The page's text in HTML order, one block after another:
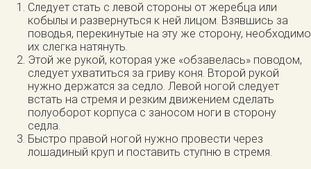
Следует стать с левой стороны от жеребца или
кобылы и развернуться к ней лицом. Взявшись за
поводья, перекинутые на эту же сторону, необходимо
их слегка натянуть.
Этой же рукой, которая уже «обзавелась» поводом,
следует ухватиться за гриву коня. Второй рукой
нужно держатся за седло. Левой ногой следует
встать на стремя и резким движением сделать
полуоборот корпуса с заносом ноги в сторону
седла.
Быстро правой ногой нужно провести через
лошадиный круп и поставить ступню в стремя.